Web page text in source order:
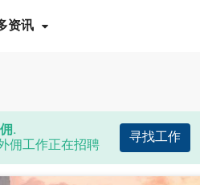
资讯
.
佣工作正在招聘
寻找工作